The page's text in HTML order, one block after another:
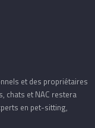
et des propriétaires
chats et NAC restera
en pet-sitting,